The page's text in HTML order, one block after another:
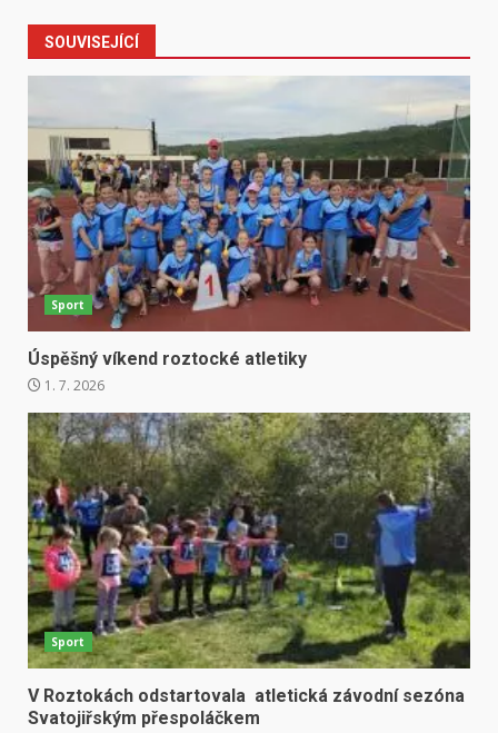
SOUVISEJÍCÍ
Sport
Úspěšný víkend roztocké atletiky
1. 7. 2026
Sport
V Roztokách odstartovala atletická závodní sezóna
Svatojiřským přespoláčkem